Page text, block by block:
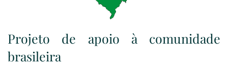
Projeto de apoio à comunidade
brasileira